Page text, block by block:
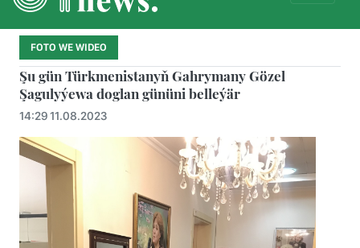
FOTO WE WIDEO
Şu gün Türkmenistanyň Gahrymany Gözel
Şagulyýewa doglan gününi belleýär
14:29 11.08.2023